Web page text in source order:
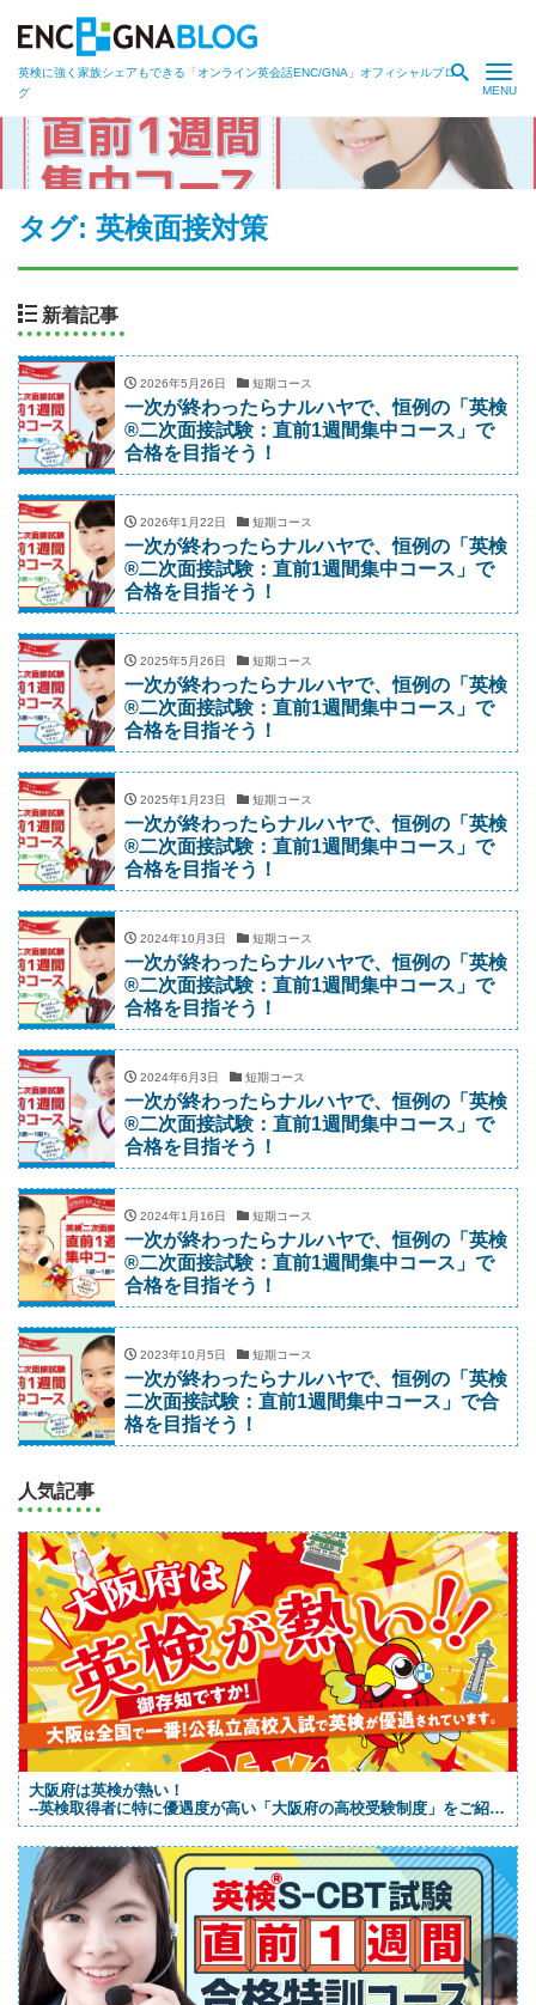
英検に強く家族シェアもできる「オンライン英会話ENC/GNA」オフィシャルブロ
グ
タグ: 英検面接対策
新着記事
2026年5月26日 短期コース
一次が終わったらナルハヤで、恒例の「英検
®二次面接試験：直前1週間集中コース」で
合格を目指そう！
2026年1月22日 短期コース
一次が終わったらナルハヤで、恒例の「英検
®二次面接試験：直前1週間集中コース」で
合格を目指そう！
2025年5月26日 短期コース
一次が終わったらナルハヤで、恒例の「英検
®二次面接試験：直前1週間集中コース」で
合格を目指そう！
2025年1月23日 短期コース
一次が終わったらナルハヤで、恒例の「英検
®二次面接試験：直前1週間集中コース」で
合格を目指そう！
2024年10月3日 短期コース
一次が終わったらナルハヤで、恒例の「英検
®二次面接試験：直前1週間集中コース」で
合格を目指そう！
2024年6月3日 短期コース
一次が終わったらナルハヤで、恒例の「英検
®二次面接試験：直前1週間集中コース」で
合格を目指そう！
2024年1月16日 短期コース
一次が終わったらナルハヤで、恒例の「英検
®二次面接試験：直前1週間集中コース」で
合格を目指そう！
2023年10月5日 短期コース
一次が終わったらナルハヤで、恒例の「英検
二次面接試験：直前1週間集中コース」で合
格を目指そう！
人気記事
大阪府は英検が熱い！
--英検取得者に特に優遇度が高い「大阪府の高校受験制度」をご紹
介！